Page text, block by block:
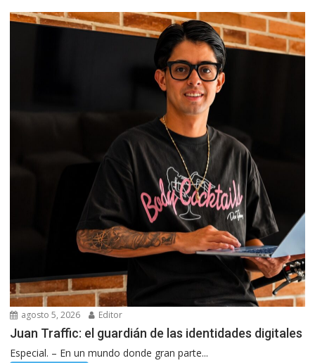
agosto 5, 2026 Editor
Juan Traffic: el guardián de las identidades digitales
Especial. – En un mundo donde gran parte...